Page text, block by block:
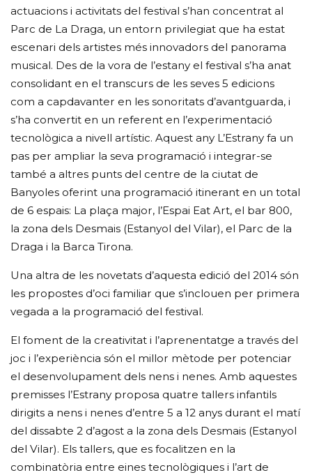
actuacions i activitats del festival s’han concentrat al
Parc de La Draga, un entorn privilegiat que ha estat
escenari dels artistes més innovadors del panorama
musical. Des de la vora de l’estany el festival s’ha anat
consolidant en el transcurs de les seves 5 edicions
com a capdavanter en les sonoritats d’avantguarda, i
s’ha convertit en un referent en l’experimentació
tecnològica a nivell artístic. Aquest any L’Estrany fa un
pas per ampliar la seva programació i integrar-se
també a altres punts del centre de la ciutat de
Banyoles oferint una programació itinerant en un total
de 6 espais: La plaça major, l’Espai Eat Art, el bar 800,
la zona dels Desmais (Estanyol del Vilar), el Parc de la
Draga i la Barca Tirona.
Una altra de les novetats d’aquesta edició del 2014 són
les propostes d’oci familiar que s’inclouen per primera
vegada a la programació del festival.
El foment de la creativitat i l’aprenentatge a través del
joc i l’experiència són el millor mètode per potenciar
el desenvolupament dels nens i nenes. Amb aquestes
premisses l’Estrany proposa quatre tallers infantils
dirigits a nens i nenes d’entre 5 a 12 anys durant el matí
del dissabte 2 d’agost a la zona dels Desmais (Estanyol
del Vilar). Els tallers, que es focalitzen en la
combinatòria entre eines tecnològiques i l’art de